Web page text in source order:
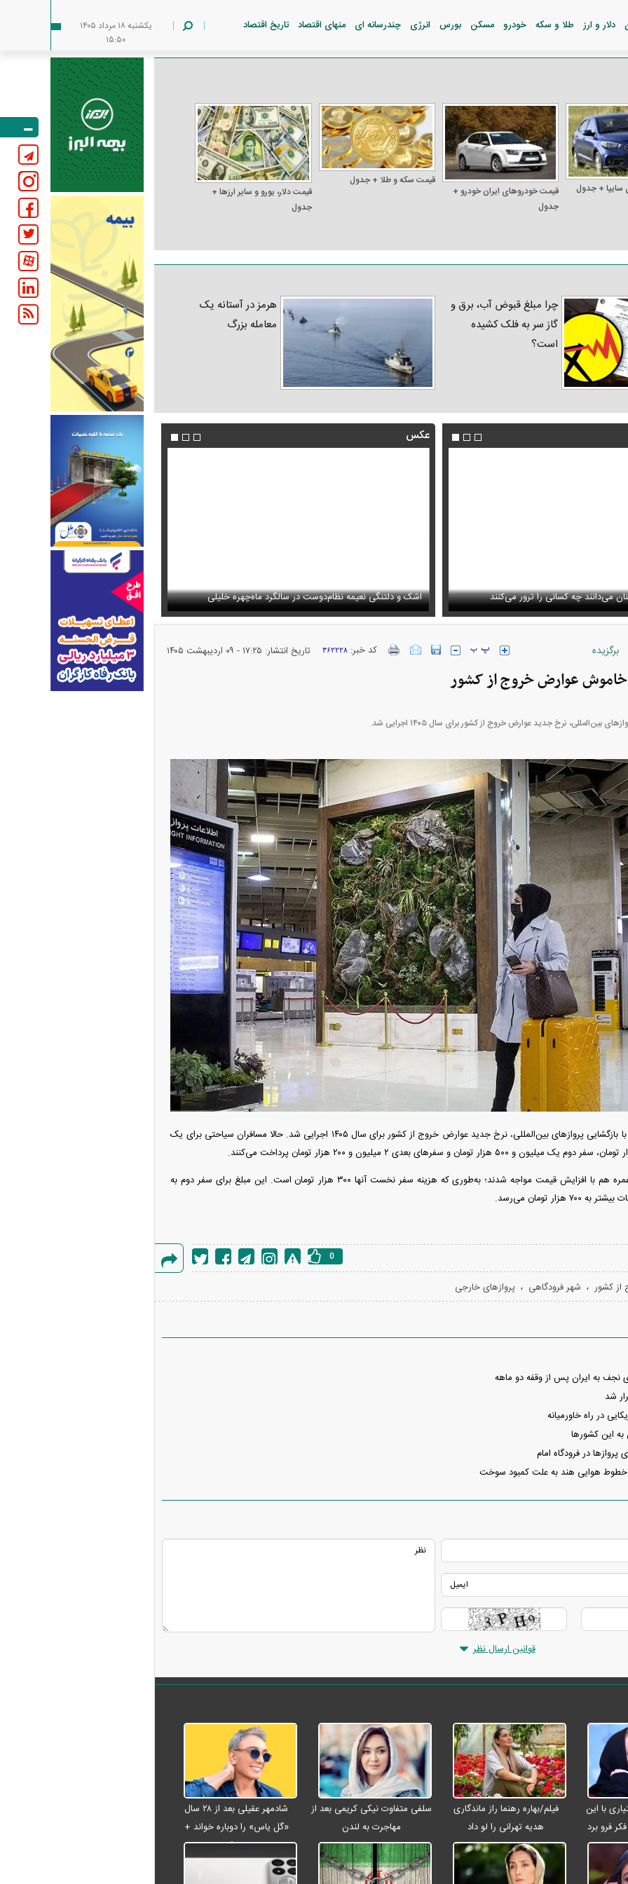
دلار و ارز طلا و سکه خودرو مسکن بورس انرژی چندرسانه ای منهای اقتصاد تاریخ اقتصاد
يکشنبه ۱۸ مرداد ۱۴۰۵
۱۵:۵۰
+ جدول
قیمت خودرو‌های ایران خودرو +
جدول
قیمت سکه و طلا + جدول
قیمت دلار، یورو و سایر ارز‌ها +
جدول
چرا مبلغ قبوض آب، برق و
گاز سر به فلک کشیده
است؟
هرمز در آستانه یک
معامله بزرگ
می‌دانند چه کسانی را ترور می‌کنند محموله جدید بابک زنجانی به این استان ارسال شد
عکس
به محسن رضایی از خروجی یک خبرگزاری اشک و دلتنگی نعیمه نظام‌دوست در سالگرد ماه‌چهره خلیلی عکس/ بهنوش بختیاری با این استوری همه
برگزیده کد خبر:۳۶۲۲۲۸ تاریخ انتشار: ۱۷:۲۵ - ۰۹ ارديبهشت ۱۴۰۵
خاموش عوارض خروج از کشور
بین‌المللی، نرخ جدید عوارض خروج از کشور برای سال ۱۴۰۵ اجرایی شد.
همزمان با بازگشایی پرواز‌های بین‌المللی، نرخ جدید عوارض خروج از کشور برای سال ۱۴۰۵ اجرایی شد. حالا مسافران سیاحتی برای یک
زائران حج تمتع و عمره هم با افزایش قیمت مواجه شدند؛ به‌طوری که هزینه سفر نخست آنها ۳۰۰ هزار تومان است. این مبلغ برای سفر دوم به
گزارش
0
کشور ، شهر فرودگاهی ، پروازهای خارجی
نجف به ایران پس از وقفه دو ماهه
شد
در راه خاورمیانه
به این کشورها
پروازها در فرودگاه امام
خطوط هوایی هند به علت کمبود سوخت
قوانین ارسال نظر
با این
فرو برد
فیلم/بهاره رهنما راز ماندگاری
هدیه تهرانی را لو داد
سلفی متفاوت نیکی کریمی بعد از
مهاجرت به لندن
شادمهر عقیلی بعد از ۲۸ سال
«گل یاس» را دوباره خواند +
ویدئو
+ جدول
پیش‌بینی بورس امروز دوشنبه ۱۲ مرداد ماه
شد/ جهش گواهی
مناطق آزاد
میکس فولد